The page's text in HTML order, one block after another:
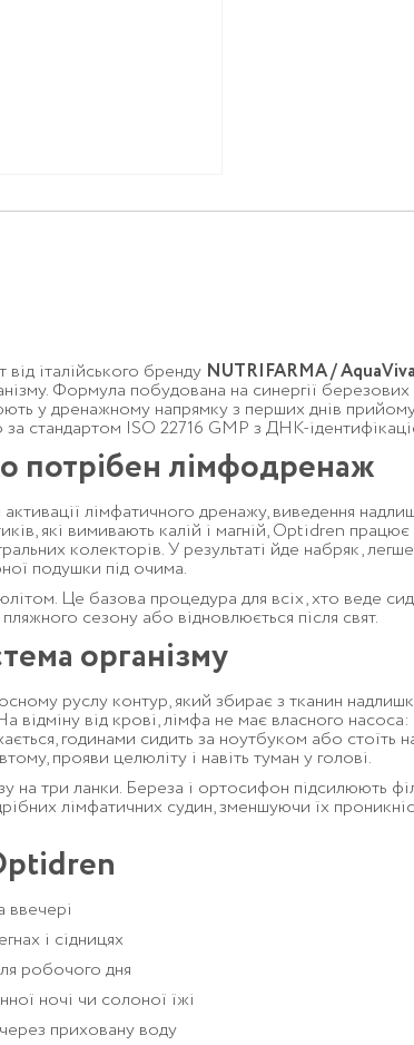
італійського бренду NUTRIFARMA / AquaViva
Формула побудована на синергії
у дренажному напрямку з перших днів
стандартом ISO 22716 GMP з ДНК-
потрібен лімфодренаж
лімфатичного дренажу, виведення
які вимивають калій і магній, Optidren
колекторів. У результаті йде набряк,
подушки під очима.
Це базова процедура для всіх, хто веде
сезону або відновлюється після свят.
організму
руслу контур, який збирає з тканин
відміну від крові, лімфа не має власного
годинами сидить за ноутбуком або стоїть
прояви целюліту і навіть туман у голові.
три ланки. Береза і ортосифон підсилюють
лімфатичних судин, зменшуючи їх
ввечері
і сідницях
робочого дня
ночі чи солоної їжі
приховану воду